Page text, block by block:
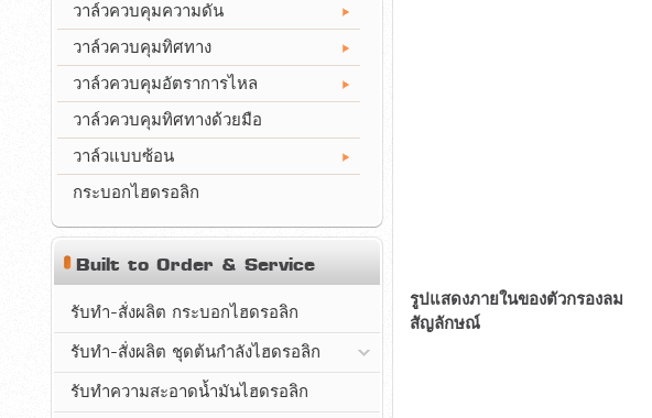
รูปแสดงภายในของตัวกรองลม
สัญลักษณ์
วาล์วควบคุมความดัน
วาล์วควบคุมทิศทาง
วาล์วควบคุมอัตราการไหล
วาล์วควบคุมทิศทางด้วยมือ
วาล์วแบบซ้อน
กระบอกไฮดรอลิก
Built to Order & Service
รับทำ-สั่งผลิต กระบอกไฮดรอลิก
รับทำ-สั่งผลิต ชุดต้นกำลังไฮดรอลิก
รับทำความสะอาดน้ำมันไฮดรอลิก